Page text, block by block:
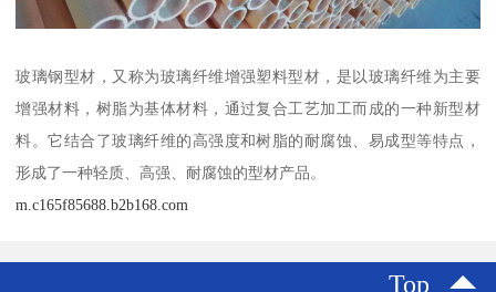
玻璃钢型材，又称为玻璃纤维增强塑料型材，是以玻璃纤维为主要
增强材料，树脂为基体材料，通过复合工艺加工而成的一种新型材
料。它结合了玻璃纤维的高强度和树脂的耐腐蚀、易成型等特点，
形成了一种轻质、高强、耐腐蚀的型材产品。
m.c165f85688.b2b168.com
Top